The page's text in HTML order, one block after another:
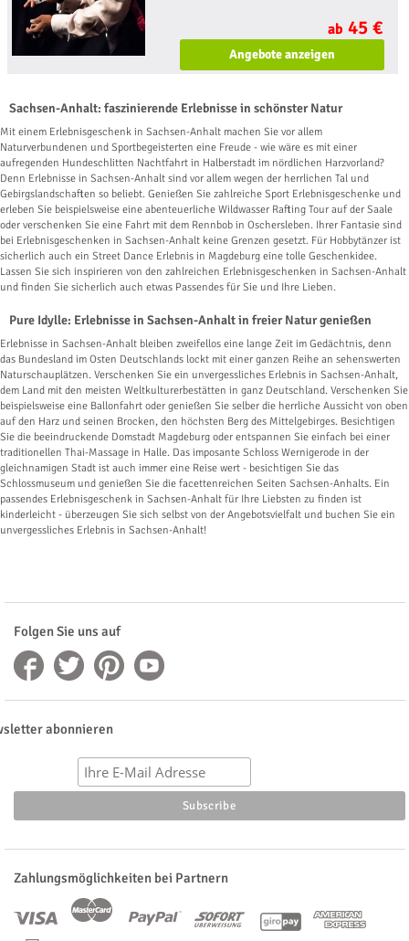
ab 45 €
Angebote anzeigen
Sachsen-Anhalt: faszinierende Erlebnisse in schönster Natur
Mit einem Erlebnisgeschenk in Sachsen-Anhalt machen Sie vor allem
Naturverbundenen und Sportbegeisterten eine Freude - wie wäre es mit einer
aufregenden Hundeschlitten Nachtfahrt in Halberstadt im nördlichen Harzvorland?
Denn Erlebnisse in Sachsen-Anhalt sind vor allem wegen der herrlichen Tal und
Gebirgslandschaften so beliebt. Genießen Sie zahlreiche Sport Erlebnisgeschenke und
erleben Sie beispielsweise eine abenteuerliche Wildwasser Rafting Tour auf der Saale
oder verschenken Sie eine Fahrt mit dem Rennbob in Oschersleben. Ihrer Fantasie sind
bei Erlebnisgeschenken in Sachsen-Anhalt keine Grenzen gesetzt. Für Hobbytänzer ist
sicherlich auch ein Street Dance Erlebnis in Magdeburg eine tolle Geschenkidee.
Lassen Sie sich inspirieren von den zahlreichen Erlebnisgeschenken in Sachsen-Anhalt
und finden Sie sicherlich auch etwas Passendes für Sie und Ihre Lieben.
Pure Idylle: Erlebnisse in Sachsen-Anhalt in freier Natur genießen
Erlebnisse in Sachsen-Anhalt bleiben zweifellos eine lange Zeit im Gedächtnis, denn
das Bundesland im Osten Deutschlands lockt mit einer ganzen Reihe an sehenswerten
Naturschauplätzen. Verschenken Sie ein unvergessliches Erlebnis in Sachsen-Anhalt,
dem Land mit den meisten Weltkulturerbestätten in ganz Deutschland. Verschenken Sie
beispielsweise eine Ballonfahrt oder genießen Sie selber die herrliche Aussicht von oben
auf den Harz und seinen Brocken, den höchsten Berg des Mittelgebirges. Besichtigen
Sie die beeindruckende Domstadt Magdeburg oder entspannen Sie einfach bei einer
traditionellen Thai-Massage in Halle. Das imposante Schloss Wernigerode in der
gleichnamigen Stadt ist auch immer eine Reise wert - besichtigen Sie das
Schlossmuseum und genießen Sie die facettenreichen Seiten Sachsen-Anhalts. Ein
passendes Erlebnisgeschenk in Sachsen-Anhalt für Ihre Liebsten zu finden ist
kinderleicht - überzeugen Sie sich selbst von der Angebotsvielfalt und buchen Sie ein
unvergessliches Erlebnis in Sachsen-Anhalt!
Folgen Sie uns auf
abonnieren
Zahlungsmöglichkeiten bei Partnern